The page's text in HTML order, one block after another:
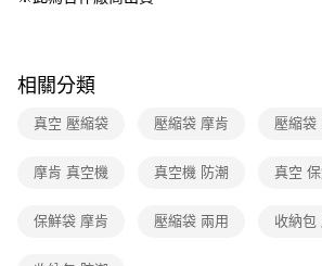
1.分期款項不併入電信帳單，「大哥付你分期」於
1.本服務係由「台灣大哥大股份有限公司」（以下
買賣價金債權讓與本公司後，依約使用本公司帳單
2.基於同意付款使用「大哥付你分期」之契約關係
由本公司與您本人進行分期帳單所需資料之確認、
相關分類
真空 壓縮袋 壓縮袋 摩肯 壓縮袋
摩肯 真空機 真空機 防潮 真空
保鮮袋 摩肯 壓縮袋 兩用 收納包